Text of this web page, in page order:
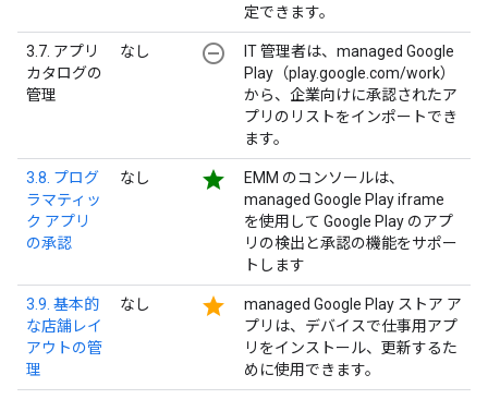
定できます。
3.7. アプリ
カタログの
管理
なし remove_circle_outline
IT 管理者は、managed Google
Play（play.google.com/work）
から、企業向けに承認されたア
プリのリストをインポートでき
ます。
3.8. プログ
ラマティッ
ク アプリ
の承認
なし star
EMM のコンソールは、
managed Google Play iframe
を使用して Google Play のアプ
リの検出と承認の機能をサポー
トします
3.9. 基本的
な店舗レイ
アウトの管
理
なし star
managed Google Play ストア ア
プリは、デバイスで仕事用アプ
リをインストール、更新するた
めに使用できます。